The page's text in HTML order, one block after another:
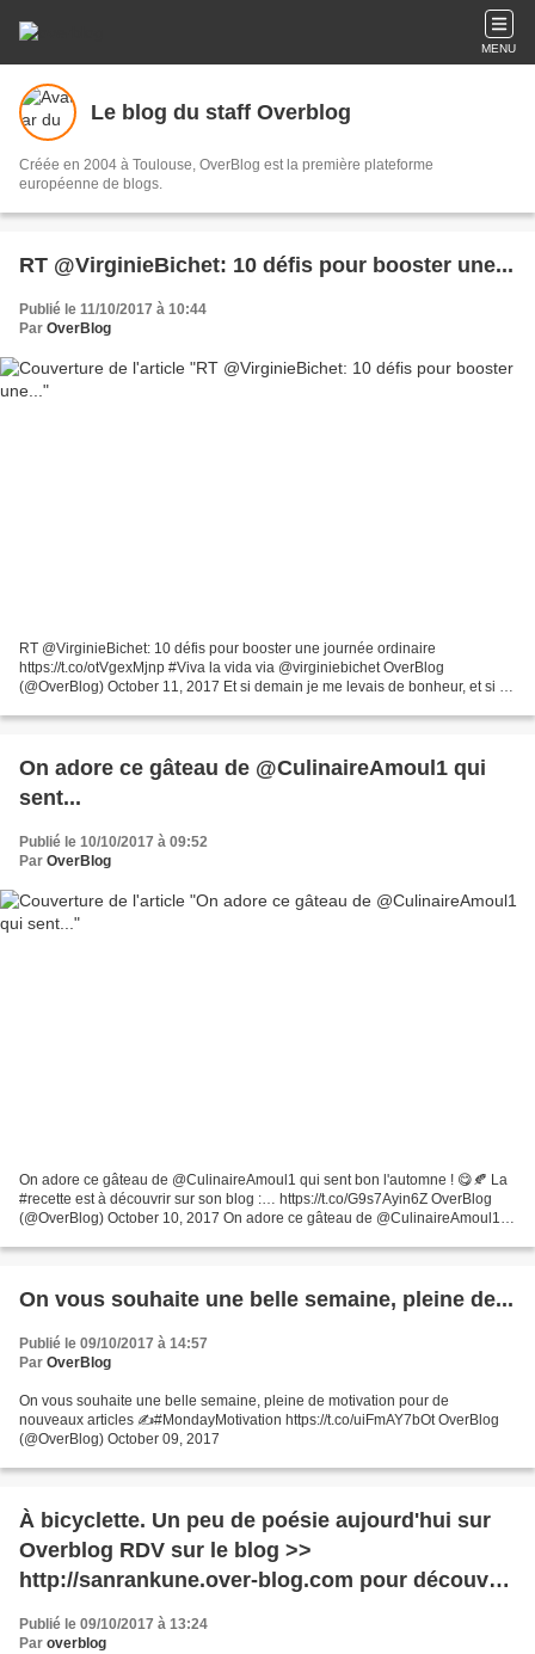
MENU
Le blog du staff Overblog
Créée en 2004 à Toulouse, OverBlog est la première plateforme
européenne de blogs.
RT @VirginieBichet: 10 défis pour booster une...
Publié le 11/10/2017 à 10:44
Par OverBlog
RT @VirginieBichet: 10 défis pour booster une journée ordinaire
https://t.co/otVgexMjnp #Viva la vida via @virginiebichet OverBlog
(@OverBlog) October 11, 2017 Et si demain je me levais de bonheur, et si je
On adore ce gâteau de @CulinaireAmoul1 qui
sent...
Publié le 10/10/2017 à 09:52
Par OverBlog
On adore ce gâteau de @CulinaireAmoul1 qui sent bon l'automne ! 😋🍂 La
#recette est à découvrir sur son blog :… https://t.co/G9s7Ayin6Z OverBlog
(@OverBlog) October 10, 2017 On adore ce gâteau de @CulinaireAmoul1
On vous souhaite une belle semaine, pleine de...
Publié le 09/10/2017 à 14:57
Par OverBlog
On vous souhaite une belle semaine, pleine de motivation pour de
nouveaux articles ✍️#MondayMotivation https://t.co/uiFmAY7bOt OverBlog
(@OverBlog) October 09, 2017
À bicyclette. Un peu de poésie aujourd'hui sur
Overblog RDV sur le blog >>
http://sanrankune.over-blog.com pour découvrir
le magnifique travail de Guillaume. Crédit 📷 :
@guillaumesanrankune
Publié le 09/10/2017 à 13:24
Par overblog